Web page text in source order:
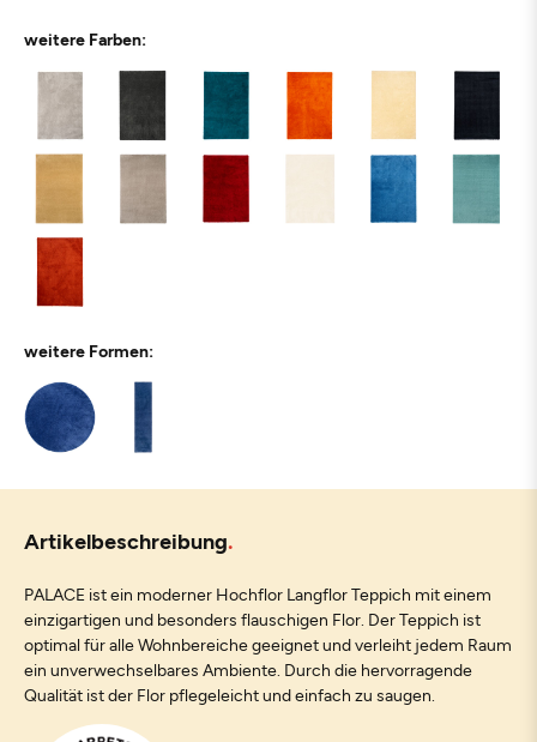
weitere Farben:
weitere Formen:
Artikelbeschreibung
PALACE ist ein moderner Hochflor Langflor Teppich mit einem
einzigartigen und besonders flauschigen Flor. Der Teppich ist
optimal für alle Wohnbereiche geeignet und verleiht jedem Raum
ein unverwechselbares Ambiente. Durch die hervorragende
Qualität ist der Flor pflegeleicht und einfach zu saugen.